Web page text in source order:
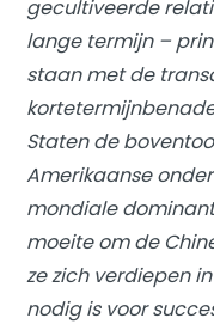
gecultiveerde
lange termijn –
staan ​​met de
Staten de
Amerikaanse
mondiale
moeite om de
ze zich verdiepen
nodig is voor